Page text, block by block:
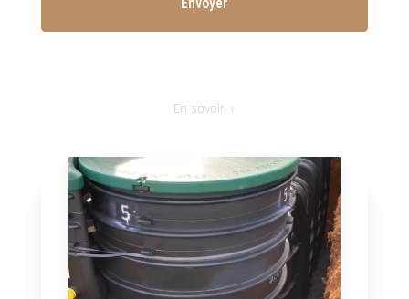
En savoir +